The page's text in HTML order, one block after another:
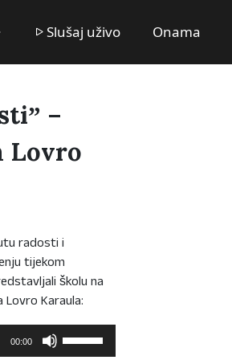
Slušaj uživo Onama
–
Lovro
radosti i
tijekom
školu na
Karaula:
00:00